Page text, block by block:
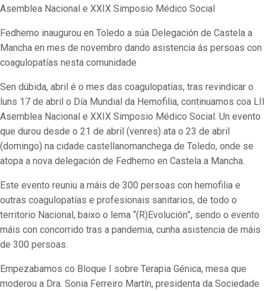
Asemblea Nacional e XXIX Simposio Médico Social
Fedhemo inaugurou en Toledo a súa Delegación de Castela a
Mancha en mes de novembro dando asistencia ás persoas con
coagulopatías nesta comunidade
Sen dúbida, abril é o mes das coagulopatías, tras revindicar o
luns 17 de abril o Día Mundial da Hemofilia, continuamos coa LII
Asemblea Nacional e XXIX Simposio Médico Social. Un evento
que durou desde o 21 de abril (venres) ata o 23 de abril
(domingo) na cidade castellanomanchega de Toledo, onde se
atopa a nova delegación de Fedhemo en Castela a Mancha.
Este evento reuniu a máis de 300 persoas con hemofilia e
outras coagulopatías e profesionais sanitarios, de todo o
territorio Nacional, baixo o lema “(R)Evolución”, sendo o evento
máis con concorrido tras a pandemia, cunha asistencia de máis
de 300 persoas.
Empezabamos co Bloque I sobre Terapia Génica, mesa que
moderou a Dra. Sonia Ferreiro Martín, presidenta da Sociedade